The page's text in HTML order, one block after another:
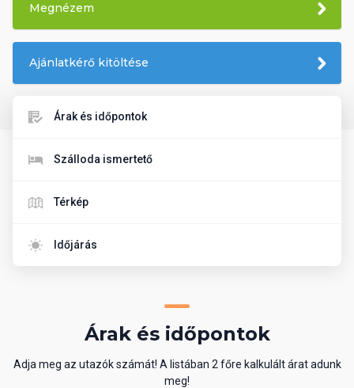
Megnézem
Ajánlatkérő kitöltése
Árak és időpontok
Szálloda ismertető
Térkép
Időjárás
Árak és időpontok
Adja meg az utazók számát! A listában 2 főre kalkulált árat adunk
meg!